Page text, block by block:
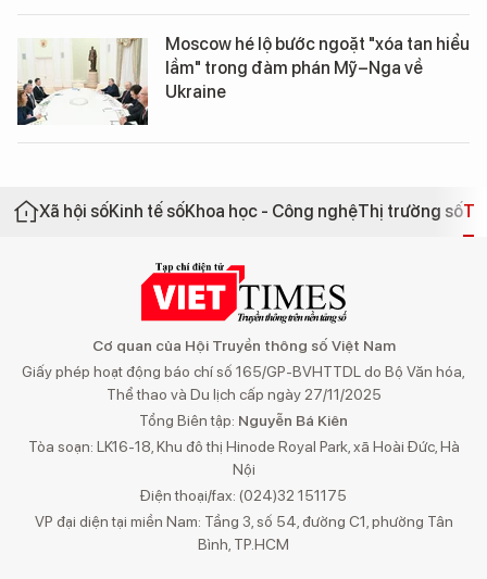
Moscow hé lộ bước ngoặt "xóa tan hiểu
lầm" trong đàm phán Mỹ–Nga về
Ukraine
Xã hội sốKinh tế sốKhoa học - Công nghệThị trường số
Cơ quan của Hội Truyền thông số Việt Nam
Giấy phép hoạt động báo chí số 165/GP-BVHTTDL do Bộ Văn hóa,
Thể thao và Du lịch cấp ngày 27/11/2025
Tổng Biên tập: Nguyễn Bá Kiên
Tòa soạn: LK16-18, Khu đô thị Hinode Royal Park, xã Hoài Đức, Hà
Nội
Điện thoại/fax: (024)32 151175
VP đại diện tại miền Nam: Tầng 3, số 54, đường C1, phường Tân
Bình, TP.HCM